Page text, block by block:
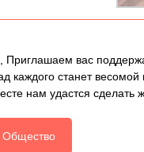
Приглашаем вас
каждого станет
нам удастся сделать
Общество